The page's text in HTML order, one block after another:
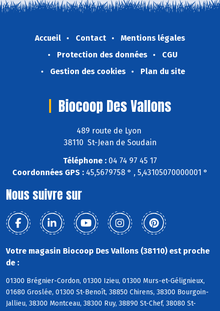
Accueil Contact
Mentions légales
Protection des données
CGU
Gestion des cookies
Plan du site
Biocoop Des Vallons
489 route de Lyon
38110 St-Jean de Soudain
Téléphone : 04 74 97 45 17
Coordonnées GPS : 45,5679758 ° , 5,43105070000001 °
Nous suivre sur
Votre magasin Biocoop Des Vallons (38110) est proche
de :
01300 Brégnier-Cordon, 01300 Izieu, 01300 Murs-et-Gélignieux,
01680 Groslée, 01300 St-Benoît, 38850 Chirens, 38300 Bourgoin-
Jallieu, 38300 Montceau, 38300 Ruy, 38890 St-Chef, 38080 St-